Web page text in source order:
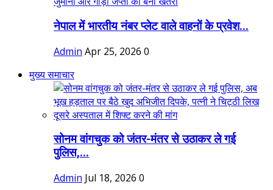
नेपाल में भारतीय नंबर प्लेट वाले वाहनों के प्रवेश...
Admin Apr 25, 2026 0
मुख्य समाचार
सोनम वांगचुक को जंतर-मंतर से उठाकर ले गई
पुलिस,...
Admin Jul 18, 2026 0